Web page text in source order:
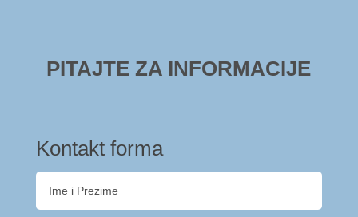
PITAJTE ZA INFORMACIJE
Kontakt forma